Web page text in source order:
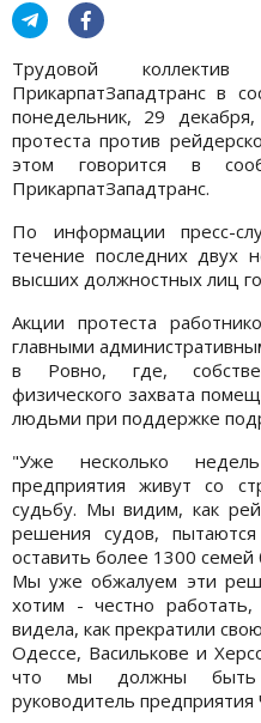
Трудовой коллектив
ПрикарпатЗападтранс в
понедельник, 29
протеста против
этом говорится в
ПрикарпатЗападтранс.
По информации пресс-
течение последних двух
высших должностных лиц
Акции протеста
главными
в Ровно, где,
физического захвата
людьми при поддержке
"Уже несколько
предприятия живут со
судьбу. Мы видим, как
решения судов,
оставить более 1300
Мы уже обжалуем эти
хотим - честно
видела, как прекратили
Одессе, Василькове и
что мы должны быть
руководитель предприятия